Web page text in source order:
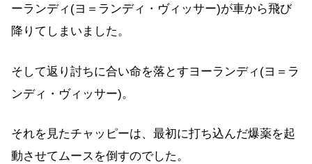
ーランディ(ヨ＝ランディ・ヴィッサー)が車から飛び
降りてしまいました。
そして返り討ちに合い命を落とすヨーランディ(ヨ＝ラ
ンディ・ヴィッサー)。
それを見たチャッピーは、最初に打ち込んだ爆薬を起
動させてムースを倒すのでした。